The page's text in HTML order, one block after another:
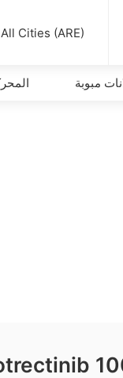
All Cities (ARE)
مبوبة